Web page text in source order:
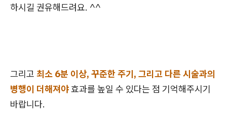
하시길 권유해드려요. ^^
그리고 최소 6분 이상, 꾸준한 주기, 그리고 다른 시술과의
병행이 더해져야효과를 높일 수 있다는 점 기억해주시기
바랍니다.